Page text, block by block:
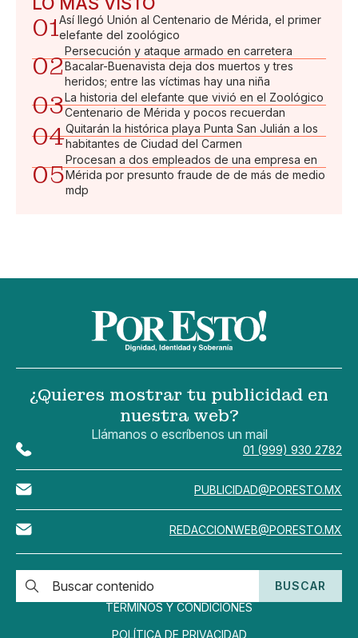
01Así llegó Unión al Centenario de Mérida, el primer
elefante del zoológico
02
Persecución y ataque armado en carretera
Bacalar-Buenavista deja dos muertos y tres
heridos; entre las víctimas hay una niña
03La historia del elefante que vivió en el Zoológico
Centenario de Mérida y pocos recuerdan
04Quitarán la histórica playa Punta San Julián a los
habitantes de Ciudad del Carmen
05
Procesan a dos empleados de una empresa en
Mérida por presunto fraude de de más de medio
mdp
¿Quieres mostrar tu publicidad en
nuestra web?
Llámanos o escríbenos un mail
01 (999) 930 2782
PUBLICIDAD@PORESTO.MX
REDACCIONWEB@PORESTO.MX
BUSCAR
TÉRMINOS Y CONDICIONES
POLÍTICA DE PRIVACIDAD